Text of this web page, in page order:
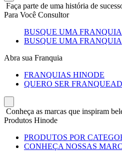
Faça parte de uma história de
Para Você Consultor
BUSQUE UMA FRANQUIA
BUSQUE UMA FRANQUIA
Abra sua Franquia
FRANQUIAS HINODE
QUERO SER
Conheça as marcas que inspiram
Produtos Hinode
PRODUTOS POR
CONHEÇA NOSSAS